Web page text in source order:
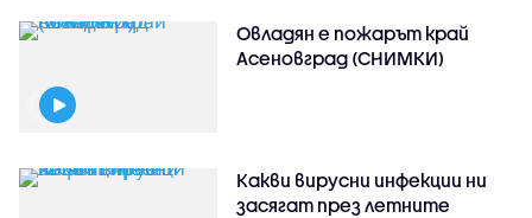
Овладян е пожарът край
Асеновград (СНИМКИ)
Какви вирусни инфекции ни
засягат през летните